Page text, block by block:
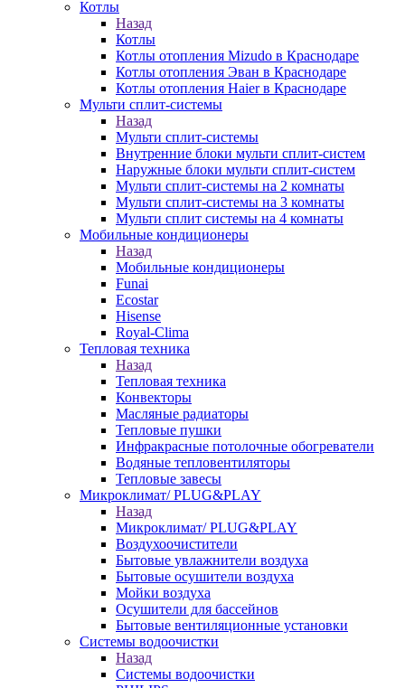
Котлы
Назад
Котлы
Котлы отопления Mizudo в Краснодаре
Котлы отопления Эван в Краснодаре
Котлы отопления Haier в Краснодаре
Мульти сплит-системы
Назад
Мульти сплит-системы
Внутренние блоки мульти сплит-систем
Наружные блоки мульти сплит-систем
Мульти сплит-системы на 2 комнаты
Мульти сплит-системы на 3 комнаты
Мульти сплит системы на 4 комнаты
Мобильные кондиционеры
Назад
Мобильные кондиционеры
Funai
Ecostar
Hisense
Royal-Clima
Тепловая техника
Назад
Тепловая техника
Конвекторы
Масляные радиаторы
Тепловые пушки
Инфракрасные потолочные обогреватели
Водяные тепловентиляторы
Тепловые завесы
Микроклимат/ PLUG&PLAY
Назад
Микроклимат/ PLUG&PLAY
Воздухоочистители
Бытовые увлажнители воздуха
Бытовые осушители воздуха
Мойки воздуха
Осушители для бассейнов
Бытовые вентиляционные установки
Системы водоочистки
Назад
Системы водоочистки